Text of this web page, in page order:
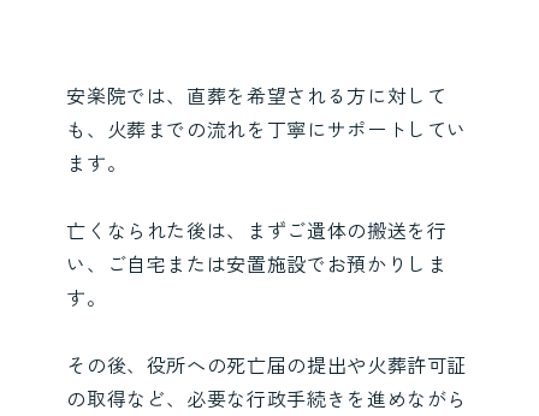
安楽院では、直葬を希望される方に対して
も、火葬までの流れを丁寧にサポートしてい
ます。
亡くなられた後は、まずご遺体の搬送を行
い、ご自宅または安置施設でお預かりしま
す。
その後、役所への死亡届の提出や火葬許可証
の取得など、必要な行政手続きを進めながら